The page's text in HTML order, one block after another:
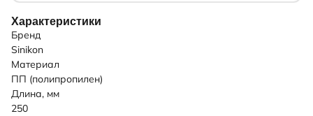
Характеристики
Бренд
Sinikon
Материал
ПП (полипропилен)
Длина, мм
250